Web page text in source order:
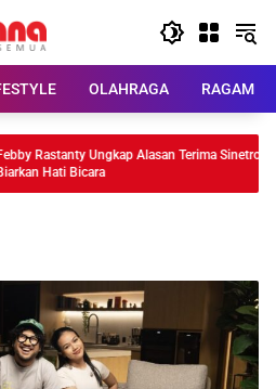
OLAHRAGA RAGAM
Rastanty Ungkap Alasan Terima Sinetron
Hati Bicara